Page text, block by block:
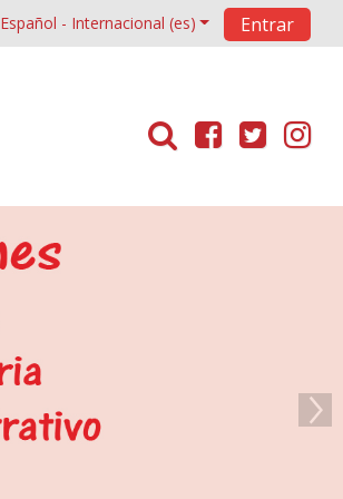
Español - Internacional ‎(es)‎ Entrar